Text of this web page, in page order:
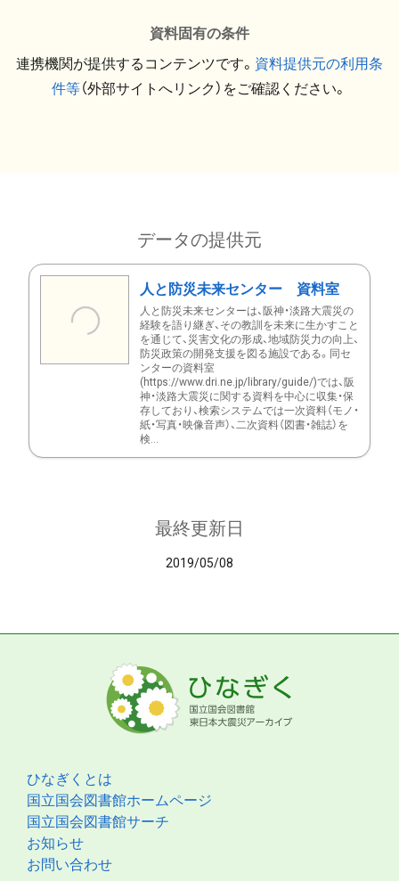
資料固有の条件
連携機関が提供するコンテンツです。 資料提供元の利用条
件等（外部サイトへリンク）をご確認ください。
データの提供元
人と防災未来センター 資料室
人と防災未来センターは、阪神・淡路大震災の
経験を語り継ぎ、その教訓を未来に生かすこと
を通じて、災害文化の形成、地域防災力の向上、
防災政策の開発支援を図る施設である。同セ
ンターの資料室
(https://www.dri.ne.jp/library/guide/)では、阪
神・淡路大震災に関する資料を中心に収集・保
存しており、検索システムでは一次資料（モノ・
紙・写真・映像音声）、二次資料（図書・雑誌）を
検...
最終更新日
2019/05/08
ひなぎくとは
国立国会図書館ホームページ
国立国会図書館サーチ
お知らせ
お問い合わせ